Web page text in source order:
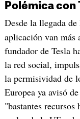
Polémica con
Desde la llegada
aplicación van más
fundador de Tesla
la red social,
la permisividad de
Europea ya avisó
"bastantes